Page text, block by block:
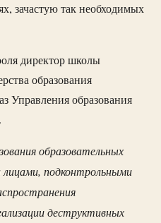
зачастую так необходимых
директор школы
образования
Управления образования
.
образовательных
лицами, подконтрольными
деструктивных